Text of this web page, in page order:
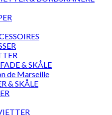
& SKÅLE
de Marseille
& SKÅLE